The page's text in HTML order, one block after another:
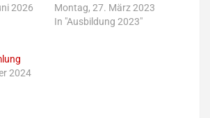
2026
Montag, 27. März 2023
In "Ausbildung 2023"
2024